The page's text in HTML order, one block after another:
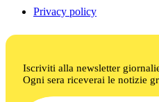
Privacy policy
Iscriviti alla newsletter
Ogni sera riceverai le notizie